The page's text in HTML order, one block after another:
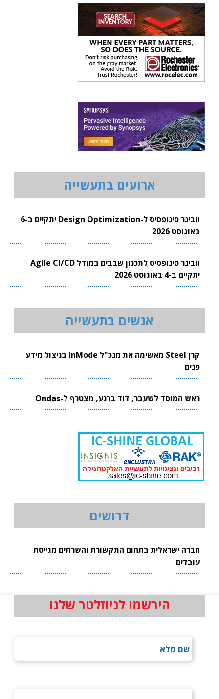
ארועים בתעשייה
וובינר סינופסיס ל-Design Optimization יתקיים ב-6
באוגוסט 2026
וובינר סינופסיס לתכנון שבבים במודל Agile CI/CD
יתקיים ב-4 באוגוסט 2026
אנשים בתעשייה
קרן Steel מאשימה את מנכ"ל InMode בניצול מידע
פנים
ראש המוסד לשעבר, דוד ברנע, מצטרף ל-Ondas
דרושים
חברה ישראלית בתחום התקשורת והשרתים מגייסת
עובדים
הירשמו לניוזלטר שלנו